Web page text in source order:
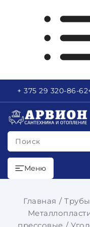
+ 375 29 320-86-62
Поиск
Меню
Главная